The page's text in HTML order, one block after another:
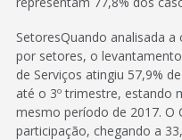
SetoresQuando analisada
por setores, o
de Serviços atingiu 57,9%
até o 3º trimestre, estando
mesmo período de 2017. O
participação, chegando a